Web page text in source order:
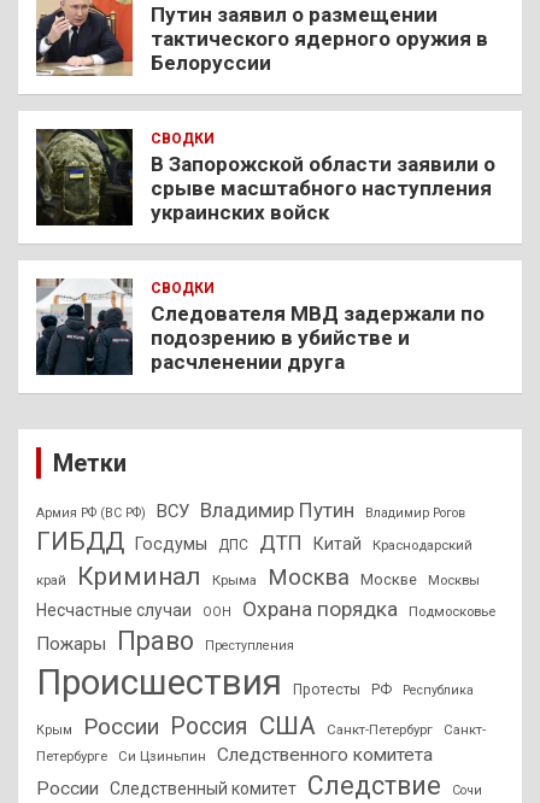
Путин заявил о размещении
тактического ядерного оружия в
Белоруссии
СВОДКИ
В Запорожской области заявили о
срыве масштабного наступления
украинских войск
СВОДКИ
Следователя МВД задержали по
подозрению в убийстве и
расчленении друга
Метки
Армия РФ (ВС РФ) ВСУ Владимир Путин Владимир Рогов
ГИБДД Госдумы ДПС ДТП Китай Краснодарский
край Криминал Крыма Москва Москве Москвы
Несчастные случаи ООН Охрана порядка Подмосковье
Пожары Право Преступления
Происшествия Протесты РФ Республика
Крым России Россия США Санкт-Петербург
Санкт-
Петербурге
Си Цзиньпин
Следственного комитета
России
Следственный комитет Следствие Сочи